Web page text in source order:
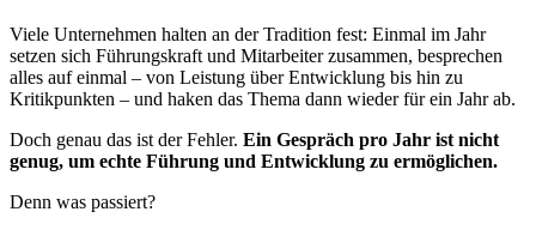
Viele Unternehmen halten an der Tradition fest: Einmal im Jahr
setzen sich Führungskraft und Mitarbeiter zusammen, besprechen
alles auf einmal – von Leistung über Entwicklung bis hin zu
Kritikpunkten – und haken das Thema dann wieder für ein Jahr ab.
Doch genau das ist der Fehler. Ein Gespräch pro Jahr ist nicht
genug, um echte Führung und Entwicklung zu ermöglichen.
Denn was passiert?